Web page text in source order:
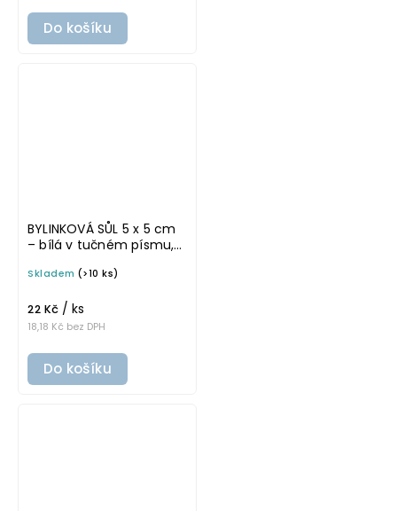
Do košíku
BYLINKOVÁ SŮL 5 x 5 cm
– bílá v tučném písmu,
na potravinové dózy
Skladem (>10 ks)
18,18 Kč bez DPH
22 Kč / ks
Do košíku